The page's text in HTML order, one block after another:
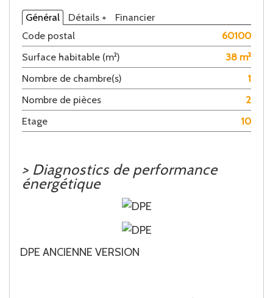
Général Détails +
Financier
Code postal
60100
Surface habitable (m²)
38 m²
Nombre de chambre(s)
1
Nombre de pièces
2
Etage
10
> Diagnostics de performance
énergétique
DPE ANCIENNE VERSION